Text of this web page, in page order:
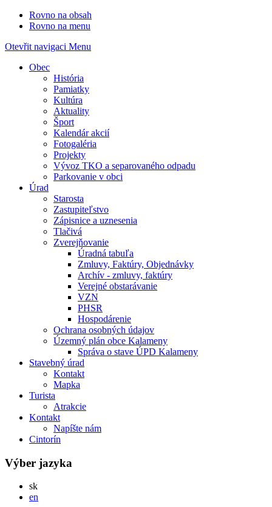
Rovno na obsah
Rovno na menu
Otevřit navigaci Menu
Obec
História
Pamiatky
Kultúra
Aktuality
Šport
Kalendár akcií
Fotogaléria
Projekty
Vývoz TKO a separovaného odpadu
Parkovanie v obci
Úrad
Starosta
Zastupiteľstvo
Zápisnice a uznesenia
Tlačivá
Zverejňovanie
Úradná tabuľa
Zmluvy, Faktúry, Objednávky
Archív - zmluvy, faktúry
Verejné obstarávanie
VZN
PHSR
Hospodárenie
Ochrana osobných údajov
Územný plán obce Kalameny
Správa o stave ÚPD Kalameny
Stavebný úrad
Kontakt
Mapka
Turista
Atrakcie
Kontakt
Napíšte nám
Cintorín
Výber jazyka
skSlovensky
en